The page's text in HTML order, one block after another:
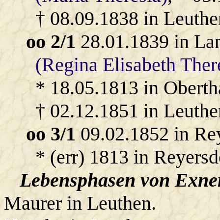
† 08.09.1838 in
oo 2/128.01.1839 in
(Regina Elisabeth
* 18.05.1813 in
† 02.12.1851 in
oo 3/109.02.1852 in
* (err) 1813 in
Lebensphasen von
Maurer in Leuthen.